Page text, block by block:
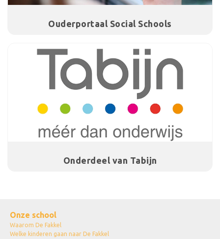
Ouderportaal Social Schools
Onderdeel van Tabijn
Onze school
Waarom De Fakkel
Welke kinderen gaan naar De Fakkel